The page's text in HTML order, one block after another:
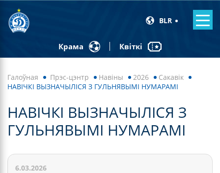
BLR
Крама Квіткі
Галоўная Прэс-цэнтр Навiны 2026
Сакавік
НАВІЧКІ ВЫЗНАЧЫЛІСЯ З ГУЛЬНЯВЫМІ НУМАРАМІ
НАВІЧКІ ВЫЗНАЧЫЛІСЯ З
ГУЛЬНЯВЫМІ НУМАРАМІ
6.03.2026